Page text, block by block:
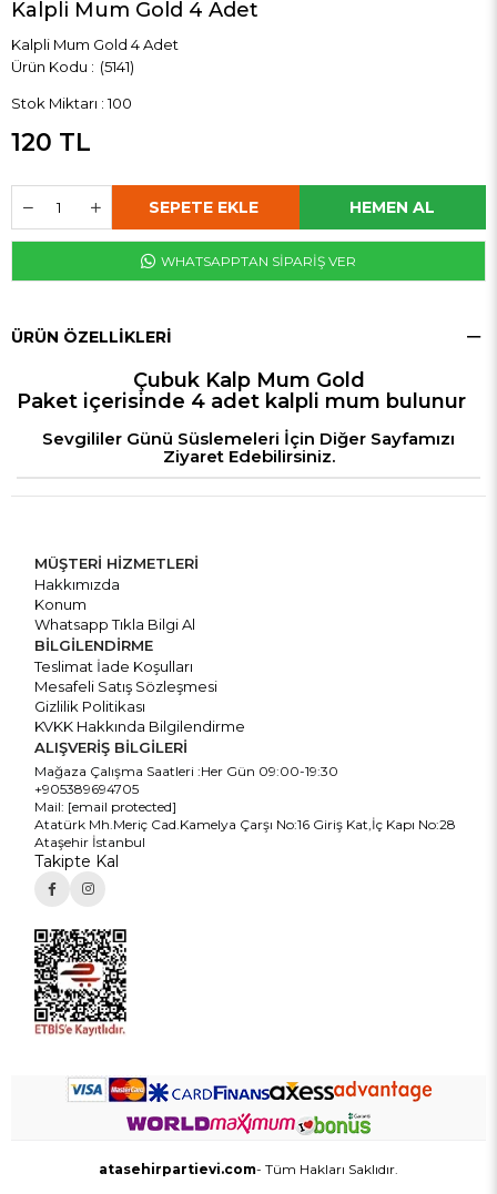
Kalpli Mum Gold 4 Adet
Kalpli Mum Gold 4 Adet
(5141)
Stok Miktarı : 100
120 TL
WHATSAPPTAN SİPARİŞ VER
ÜRÜN ÖZELLIKLERI
Çubuk Kalp Mum Gold
Paket içerisinde 4 adet kalpli mum bulunur
Sevgililer Günü Süslemeleri İçin Diğer Sayfamızı
Ziyaret Edebilirsiniz.
MÜŞTERİ HİZMETLERİ
Hakkımızda
Konum
Whatsapp Tıkla Bilgi Al
BİLGİLENDİRME
Teslimat İade Koşulları
Mesafeli Satış Sözleşmesi
Gizlilik Politikası
KVKK Hakkında Bilgilendirme
ALIŞVERİŞ BİLGİLERİ
Mağaza Çalışma Saatleri :Her Gün 09:00-19:30
+905389694705
Mail: [email protected]
Atatürk Mh.Meriç Cad.Kamelya Çarşı No:16 Giriş Kat,İç Kapı No:28
Ataşehir İstanbul
Takipte Kal
atasehirpartievi.com- Tüm Hakları Saklıdır.